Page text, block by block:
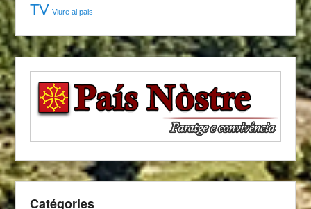
TV Viure al pais
Catégories